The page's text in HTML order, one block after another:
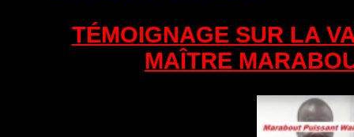
TÉMOIGNAGE SUR LA
MAÎTRE